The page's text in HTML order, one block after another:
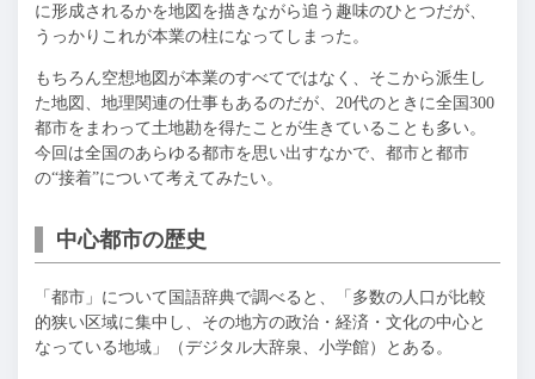
に形成されるかを地図を描きながら追う趣味のひとつだが、
うっかりこれが本業の柱になってしまった。
もちろん空想地図が本業のすべてではなく、そこから派生し
た地図、地理関連の仕事もあるのだが、20代のときに全国300
都市をまわって土地勘を得たことが生きていることも多い。
今回は全国のあらゆる都市を思い出すなかで、都市と都市
の“接着”について考えてみたい。
中心都市の歴史
「都市」について国語辞典で調べると、「多数の人口が比較
的狭い区域に集中し、その地方の政治・経済・文化の中心と
なっている地域」（デジタル大辞泉、小学館）とある。